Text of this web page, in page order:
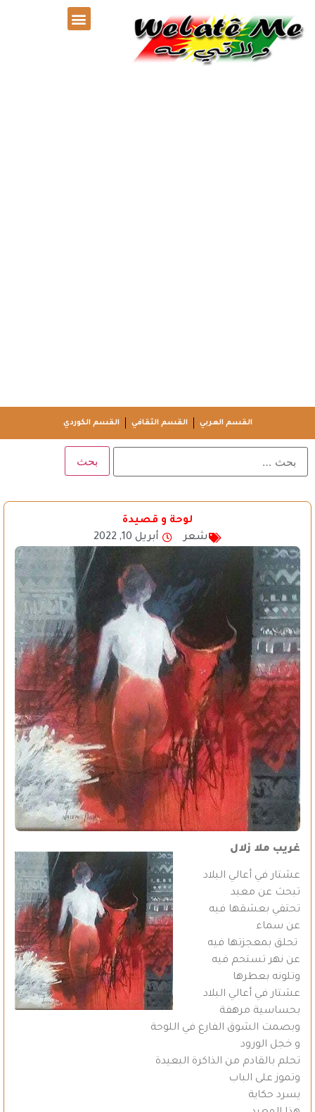
القسم العربي القسم الثقافي القسم الكوردي
لوحة و قصيدة
شعر
أبريل 10, 2022
غريب ملا زلال
عشتار في أعالي البلاد
تبحث عن معبد
تحتفي بعشقها فيه
عن سماء
تحلق بمعجزتها فيه
عن نهر تستحم فيه
وتلونه بعطرها
عشتار في أعالي البلاد
بحساسية مرهفة
وبصمت الشوق الفارع في اللوحة
و خجل الورود
تحلم بالقادم من الذاكرة البعيدة
وتموز على الباب
يسرد حكاية